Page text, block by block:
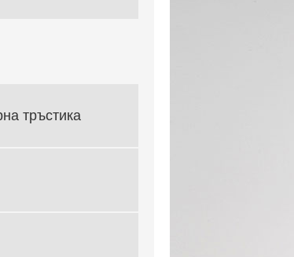
тръстика